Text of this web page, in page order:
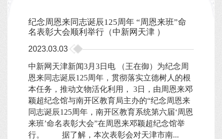
纪念周恩来同志诞辰125周年 “周恩来班”命
名表彰大会顺利举行（中新网天津 ）
2023.03.03
中新网天津新闻3月3日电 （王在御）为纪念周
恩来同志诞辰125周年，贯彻落实立德树人的根
本任务，推动文物活化利用， 3日，由周恩来邓
颖超纪念馆与南开区教育局主办的“纪念周恩来
同志诞辰125周年，南开区教育系统第六届‘周恩
来班’命名表彰大会”在周恩来邓颖超纪念馆举
行。 据了解，本次表彰会对天津市南...